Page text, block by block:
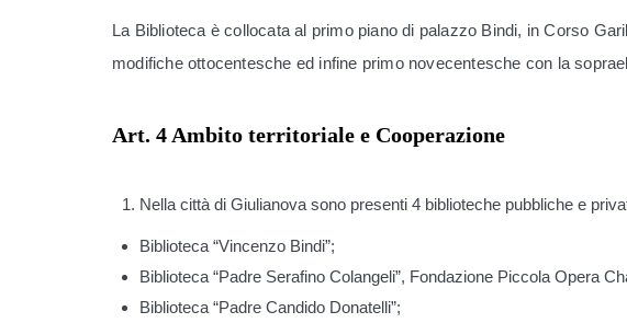
La Biblioteca è collocata al primo piano di palazzo Bindi, in Corso
modifiche ottocentesche ed infine primo novecentesche con la
Art. 4 Ambito territoriale e Cooperazione
Nella città di Giulianova sono presenti 4 biblioteche pubbliche e
Biblioteca “Vincenzo Bindi”;
Biblioteca “Padre Serafino Colangeli”, Fondazione Piccola Opera
Biblioteca “Padre Candido Donatelli”;